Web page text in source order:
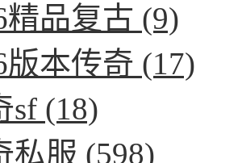
精品复古 (9)
版本传奇 (17)
sf (18)
私服 (598)